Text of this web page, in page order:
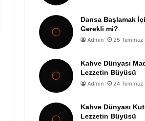
Dansa Başlamak
Gerekli mi?
Admin 25 Temmuz
Kahve Dünyası
Lezzetin Büyüsü
Admin 24 Temmuz
Kahve Dünyası
Lezzetin Büyüsü